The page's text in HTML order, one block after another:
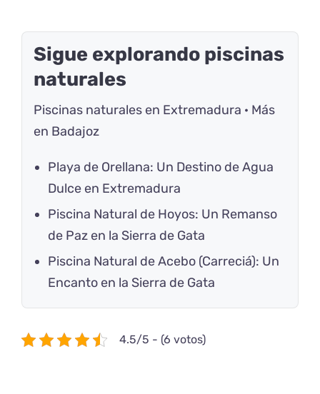
Sigue explorando piscinas
naturales
Piscinas naturales en Extremadura · Más
en Badajoz
Playa de Orellana: Un Destino de Agua
Dulce en Extremadura
Piscina Natural de Hoyos: Un Remanso
de Paz en la Sierra de Gata
Piscina Natural de Acebo (Carreciá): Un
Encanto en la Sierra de Gata
4.5/5 - (6 votos)